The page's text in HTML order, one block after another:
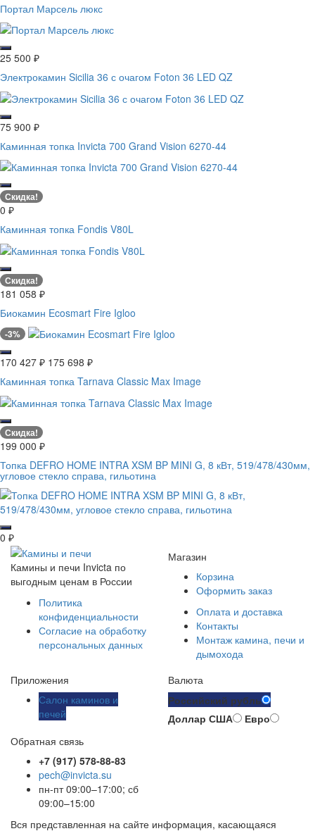
Портал Марсель люкс
25 500 ₽
Электрокамин Sicilia 36 с очагом Foton 36 LED QZ
75 900 ₽
Каминная топка Invicta 700 Grand Vision 6270-44
Скидка!
0 ₽
Каминная топка Fondis V80L
Скидка!
181 058 ₽
Биокамин Ecosmart Fire Igloo
-3%
170 427 ₽ 175 698 ₽
Каминная топка Tarnava Classic Max Image
Скидка!
199 000 ₽
Топка DEFRO HOME INTRA XSM BP MINI G, 8 кВт, 519/478/430мм,
угловое стекло справа, гильотина
0 ₽
Камины и печи Invicta по
выгодным ценам в России
Политика
конфиденциальности
Согласие на обработку
персональных данных
Магазин
Корзина
Оформить заказ
Оплата и доставка
Контакты
Монтаж камина, печи и
дымохода
Приложения
Салон каминов и
печей
Валюта
Российский рубль
Доллар США
Евро
Обратная связь
+7 (917) 578-88-83
pech@invicta.su
пн-пт 09:00–17:00; сб
09:00–15:00
Вся представленная на сайте информация, касающаяся